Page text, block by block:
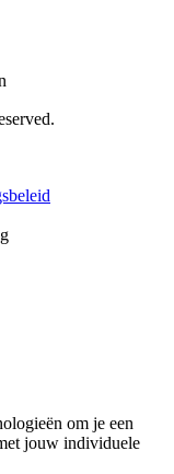
om je een
jouw individuele